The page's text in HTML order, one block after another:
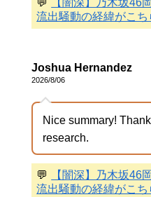
💬
【闇深】乃木坂46
流出騒動の経緯がこ
Joshua Hernandez
2026/8/06
Nice summary!
research.
💬
【闇深】乃木坂46
流出騒動の経緯がこ